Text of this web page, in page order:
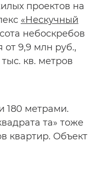
проектов на
«Нескучный
небоскребов
от 9,9 млн руб.,
кв. метров
180 метрами.
та» тоже
квартир. Объект